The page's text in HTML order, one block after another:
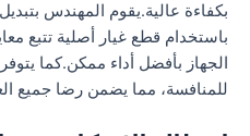
بكفاءة عالية.يقوم المهندس
باستخدام قطع غيار أصلية تتبع
الجهاز بأفضل أداء ممكن.كما
للمنافسة، مما يضمن رضا جميع